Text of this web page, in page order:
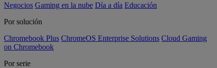
Negocios Gaming en la nube Día a día Educación
Por solución
Chromebook Plus ChromeOS Enterprise Solutions Cloud Gaming
on Chromebook
Por serie